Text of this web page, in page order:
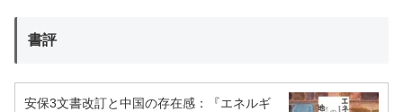
書評
安保3文書改訂と中国の存在感：『エネルギ